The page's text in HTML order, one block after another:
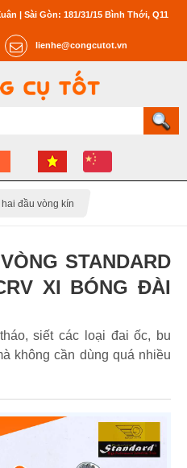
| Sài Gòn: 181/31/15 Bình Thới, Q11
lienhe@congcutot.vn
đầu vòng kín
STANDARD
XI BÓNG ĐÀI
siết các loại đai ốc, bu
không cần dùng quá nhiều